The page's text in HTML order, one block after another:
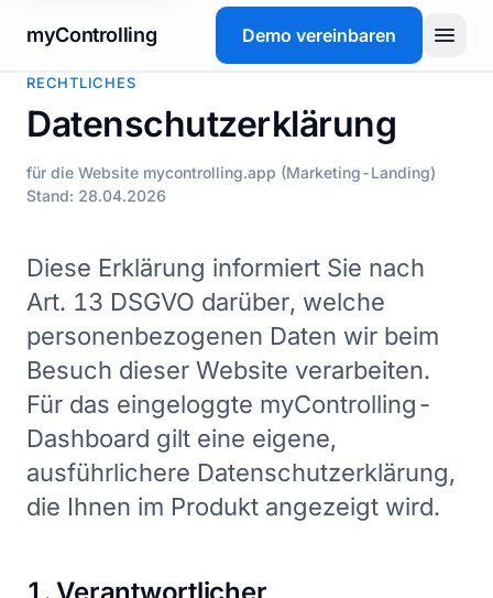
myControlling Demo vereinbaren
Produkt
Preise
Glossar
Demo vereinbaren
RECHTLICHES
Datenschutzerklärung
für die Website mycontrolling.app (Marketing-Landing)
Stand: 28.04.2026
Diese Erklärung informiert Sie nach
Art. 13 DSGVO darüber, welche
personenbezogenen Daten wir beim
Besuch dieser Website verarbeiten.
Für das eingeloggte myControlling-
Dashboard gilt eine eigene,
ausführlichere Datenschutzerklärung,
die Ihnen im Produkt angezeigt wird.